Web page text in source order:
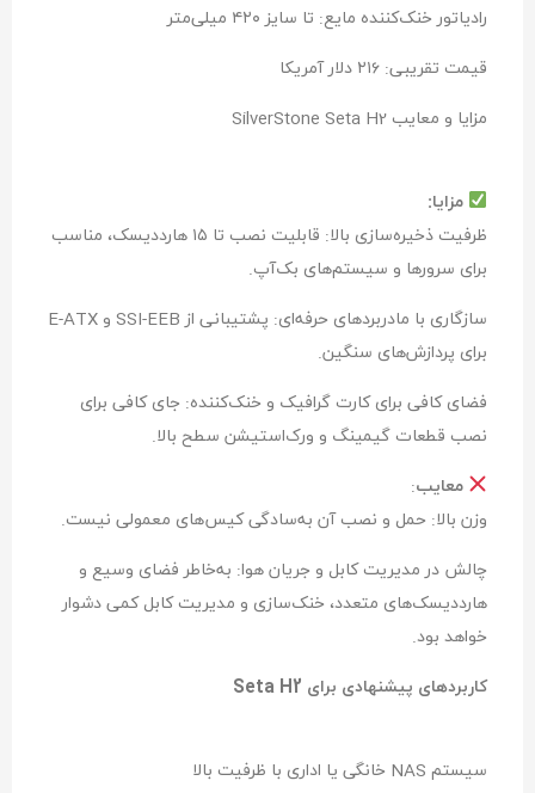
رادیاتور خنک‌کننده مایع: تا سایز ۴۲۰ میلی‌متر
قیمت تقریبی: ۲۱۶ دلار آمریکا
مزایا و معایب SilverStone Seta H2
مزایا:
ظرفیت ذخیره‌سازی بالا: قابلیت نصب تا ۱۵ هارددیسک، مناسب
برای سرورها و سیستم‌های بک‌آپ.
سازگاری با مادربردهای حرفه‌ای: پشتیبانی از SSI-EEB و E-ATX
برای پردازش‌های سنگین.
فضای کافی برای کارت گرافیک و خنک‌کننده: جای کافی برای
نصب قطعات گیمینگ و ورک‌استیشن سطح بالا.
معایب:
وزن بالا: حمل و نصب آن به‌سادگی کیس‌های معمولی نیست.
چالش در مدیریت کابل و جریان هوا: به‌خاطر فضای وسیع و
هارددیسک‌های متعدد، خنک‌سازی و مدیریت کابل کمی دشوار
خواهد بود.
کاربردهای پیشنهادی برای Seta H2
سیستم NAS خانگی یا اداری با ظرفیت بالا